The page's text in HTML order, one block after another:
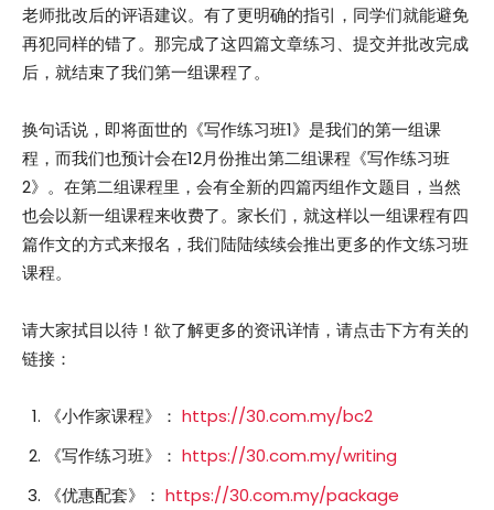
老师批改后的评语建议。有了更明确的指引，同学们就能避免
再犯同样的错了。那完成了这四篇文章练习、提交并批改完成
后，就结束了我们第一组课程了。
换句话说，即将面世的《写作练习班1》是我们的第一组课
程，而我们也预计会在12月份推出第二组课程《写作练习班
2》。在第二组课程里，会有全新的四篇丙组作文题目，当然
也会以新一组课程来收费了。家长们，就这样以一组课程有四
篇作文的方式来报名，我们陆陆续续会推出更多的作文练习班
课程。
请大家拭目以待！欲了解更多的资讯详情，请点击下方有关的
链接：
《小作家课程》： https://30.com.my/bc2
《写作练习班》： https://30.com.my/writing
《优惠配套》： https://30.com.my/package